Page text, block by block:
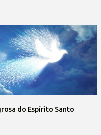
do Espírito Santo